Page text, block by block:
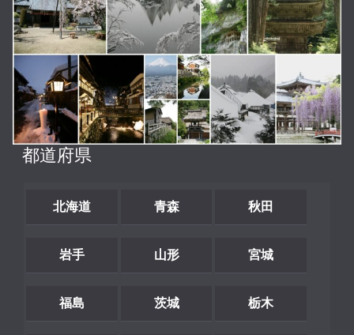
都道府県
北海道 青森 秋田
岩手 山形 宮城
福島 茨城 栃木